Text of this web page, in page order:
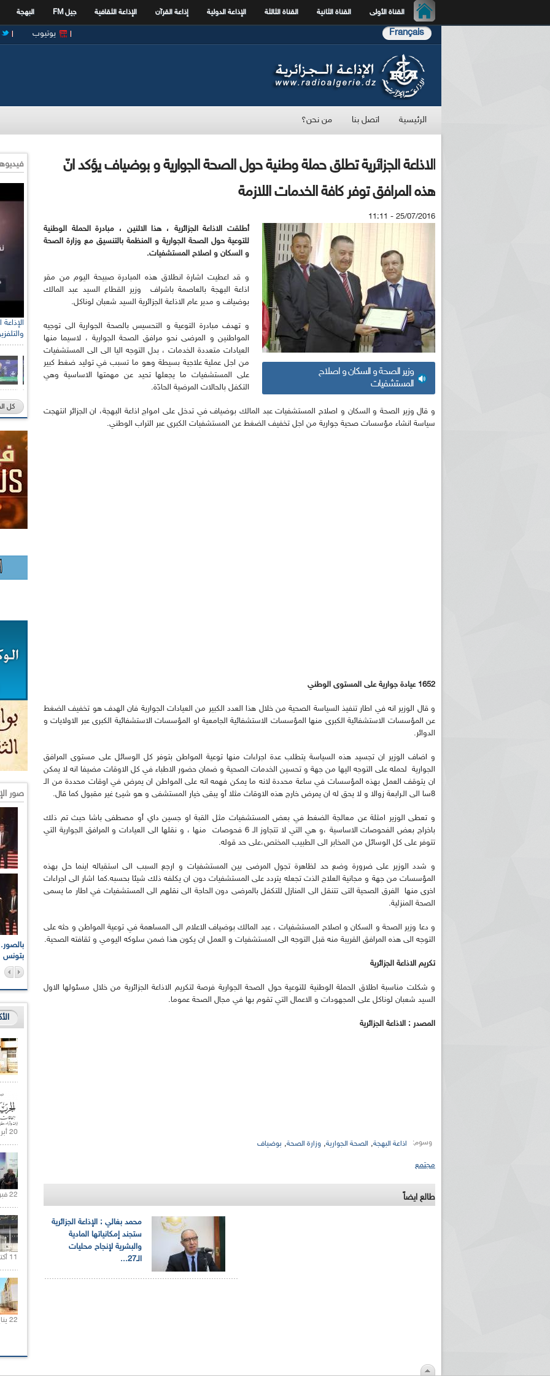
القناة الأولى القناة الثانية القناة الثالثة الإذاعة الدولية إذاعة القرآن الإذاعة الثقافية جيل FM البهجة
Français يوتيوب
الرئيسية اتصل بنا من نحن؟
الاذاعة الجزائرية تطلق حملة وطنية حول الصحة الجوارية و بوضياف يؤكد انّ
هذه المرافق توفر كافة الخدمات اللازمة
25/07/2016 - 11:11
وزير الصحة و السكان و اصلاح
المستشفيات
أطلقت الاذاعة الجزائرية ، هذا الاثنين ، مبادرة الحملة الوطنية
للتوعية حول الصحة الجوارية و المنظمة بالتنسيق مع وزارة الصحة
و السكان و اصلاح المستشفيات.
و قد اعطيت اشارة انطلاق هذه المبادرة صبيحة اليوم من مقر
اذاعة البهجة بالعاصمة باشراف وزير القطاع السيد عبد المالك
بوضياف و مدير عام الاذاعة الجزائرية السيد شعبان لوناكل.
و تهدف مبادرة التوعية و التحسيس بالصحة الجوارية الى توجيه
المواطنين و المرضى نحو مرافق الصحة الجوارية ، لاسيما منها
العيادات متعددة الخدمات ، بدل التوجه اليا الى الى المستشفيات
من اجل عملية علاجية بسيطة وهو ما تسبب في توليد ضغط كبير
على المستشفيات ما يجعلها تحيد عن مهمتها الاساسية وهي
التكفل بالحالات المرضية الحادّة.
و قال وزير الصحة و السكان و اصلاح المستشفيات عبد المالك بوضياف في تدخل على امواج اذاعة البهجة، ان الجزائر انتهجت
سياسة انشاء مؤسسات صحية جوارية من اجل تخفيف الضغط عن المستشفيات الكبرى عبر التراب الوطني.
1652 عيادة جوارية على المستوى الوطني
و قال الوزير انه في اطار تنفيذ السياسة الصحية من خلال هذا العدد الكبير من العيادات الجوارية فان الهدف هو تخفيف الضغط
عن المؤسسات الاستشفائية الكبرى منها المؤسسات الاستشفائية الجامعية او المؤسسات الاستشفائية الكبرى عبر الاولايات و
الدوائر.
و اضاف الوزير ان تجسيد هذه السياسة يتطلب عدة اجراءات منها توعية المواطن بتوفر كل الوسائل على مستوى المرافق
الجوارية لحمله على التوجه اليها من جهة و تحسين الخدمات الصحية و ضمان حضور الاطباء في كل الاوقات مضيفا انه لا يمكن
ان يتوقف العمل بهذه المؤسسات في ساعة محددة لانه ما يمكن فهمه انه على المواطن ان يمرض في اوقات محددة من الـ
8سا الى الـرابعة زوالا و لا يحق له ان يمرض خارج هذه الاوقات مثلا أو يبقى خيار المستشفى و هو شيئ غير مقبول كما قال.
و تعطى الوزير امثلة عن معالجة الضغط في بعض المستشفيات مثل القبة او جسين داي أو مصطفى باشا حبث تم ذلك
باخراج بعض الفحوصات الاساسية ،و هي التي لا تتجاوز الـ 6 فحوصات منها ، و نقلها الى العيادات و المرافق الجوارية التي
تتوفر على كل الوسائل من المخابر الى الطبيب المختص،على حد قوله.
و شدد الوزير على ضرورة وضع حد لظاهرة تجول المرضى بين المستشفيات و ارجع السبب الى استقباله اينما حل بهذه
المؤسسات من جهة و مجانية العلاج الذت تجعله يتردد على المستشفيات دون ان يكلفه ذلك شيئا بحسبه.كما اشار الى اجراءات
اخرى منها الفرق الصحية التى تتنقل الى المنازل للتكفل بالمرضى دون الحاجة الى نقلهم الى المستشفيات في اطار ما يسمى
الصحة المنزلية.
و دعا وزير الصحة و السكان و اصلاح المستشفيات ، عبد المالك بوضياف الاعلام الى المساهمة في توعية المواطن و حثه على
التوجه الى هذه المرافق القريبة منه قبل التوجه الى المستشفيات و العمل ان يكون هذا ضمن سلوكه اليومي و ثقافته الصحية.
تكريم الاذاعة الجزائرية
و شكلت مناسبة اطلاق الحملة الوطنية للتوعية حول الصحة الجوارية فرصة لتكريم الاذاعة الجزائرية من خلال مسئولها الاول
السيد شعبان لوناكل على المجهودات و الاعمال التي تقوم بها في مجال الصحة عموما.
المصدر : الاذاعة الجزائرية
وسوم: اذاعة البهجة, الصحة الجوارية, وزارة الصحة, بوضياف
مجتمع
طالع ايضاً
محمد بغالي : الإذاعة الجزائرية
ستجند إمكانياتها المادية
والبشرية لإنجاح محليات
الـ27...
كل
صور
بتونس
الإذاعة الجزائرية تقف دقيقة صمت ترحما على أرواح شهداء بالصور... اللقاء الوطني لمديري الإذاعات الوطنية والجهوية
الإذاعة الجزائرية للرياضيين البارالمبيين المتوجين
20 أبريل 2021 |
22 فبراير 2021 |
11 أكتوبر 2020 |
22 يناير 2020 |